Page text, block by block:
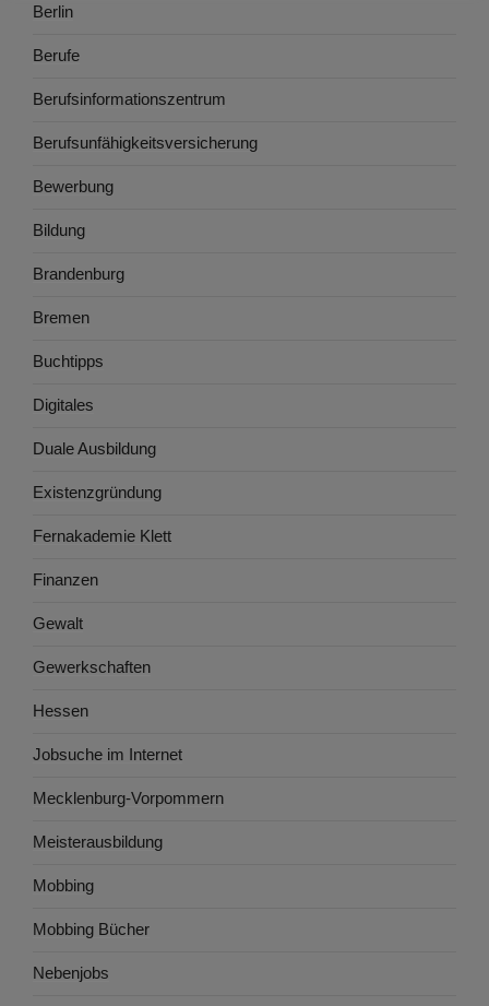
Berlin
Berufe
Berufsinformationszentrum
Berufsunfähigkeitsversicherung
Bewerbung
Bildung
Brandenburg
Bremen
Buchtipps
Digitales
Duale Ausbildung
Existenzgründung
Fernakademie Klett
Finanzen
Gewalt
Gewerkschaften
Hessen
Jobsuche im Internet
Mecklenburg-Vorpommern
Meisterausbildung
Mobbing
Mobbing Bücher
Nebenjobs